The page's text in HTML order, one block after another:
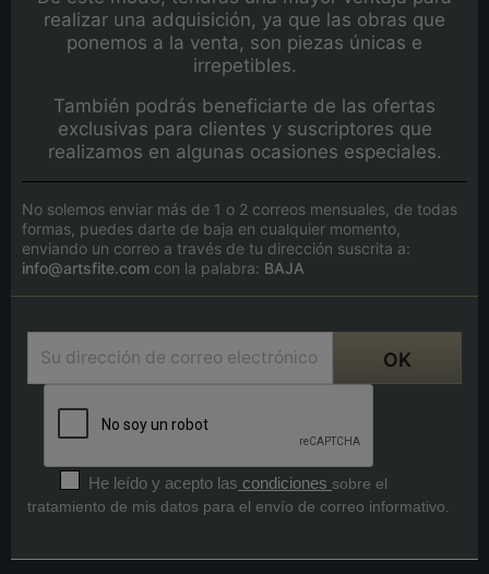
realizar una adquisición, ya que las obras que
ponemos a la venta, son piezas únicas e
irrepetibles.
También podrás beneficiarte de las ofertas
exclusivas para clientes y suscriptores que
realizamos en algunas ocasiones especiales.
No solemos enviar más de 1 o 2 correos mensuales, de todas
formas, puedes darte de baja en cualquier momento,
enviando un correo a través de tu dirección suscrita a:
info@artsfite.com con la palabra: BAJA
He leído y acepto las condiciones sobre el
tratamiento de mis datos para el envío de correo informativo.